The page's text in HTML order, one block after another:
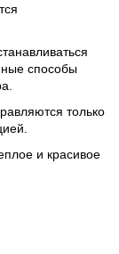
способы
только
и красивое